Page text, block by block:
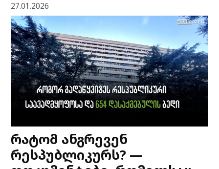
27.01.2026
რატომ ანგრევენ
რესპუბლიკურს? —